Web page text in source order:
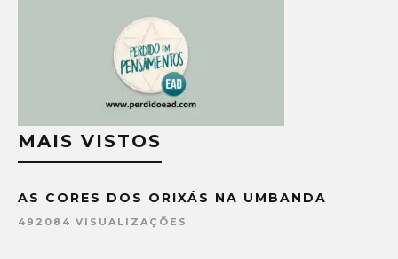
MAIS VISTOS
AS CORES DOS ORIXÁS NA UMBANDA
492084 VISUALIZAÇÕES